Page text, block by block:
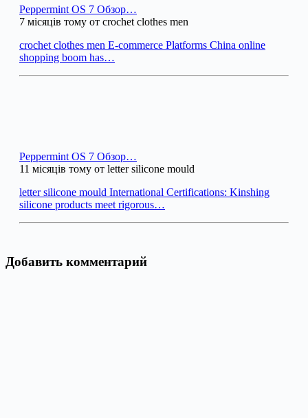
Peppermint OS 7 Обзор…
7 місяців тому от crochet clothes men
crochet clothes men E-commerce Platforms China online
shopping boom has…
Peppermint OS 7 Обзор…
11 місяців тому от letter silicone mould
letter silicone mould International Certifications: Kinshing
silicone products meet rigorous…
Добавить комментарий